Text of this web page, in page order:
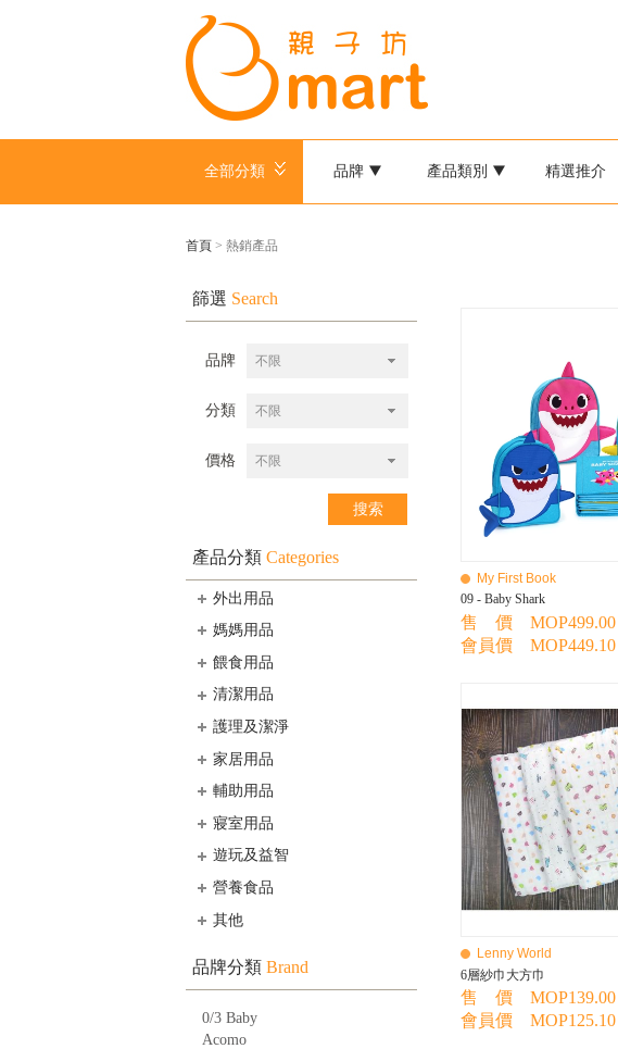
全部分類 品牌 產品類別 精選推介
首頁 > 熱銷產品
篩選 Search
品牌 不限
分類 不限
價格 不限
產品分類 Categories
外出用品
媽媽用品
餵食用品
清潔用品
護理及潔淨
家居用品
輔助用品
寢室用品
遊玩及益智
營養食品
其他
品牌分類 Brand
0/3 Baby
Acomo
My First Book
09 - Baby Shark
售 價 MOP499.00
會員價 MOP449.10
Lenny World
6層紗巾大方巾
售 價 MOP139.00
會員價 MOP125.10